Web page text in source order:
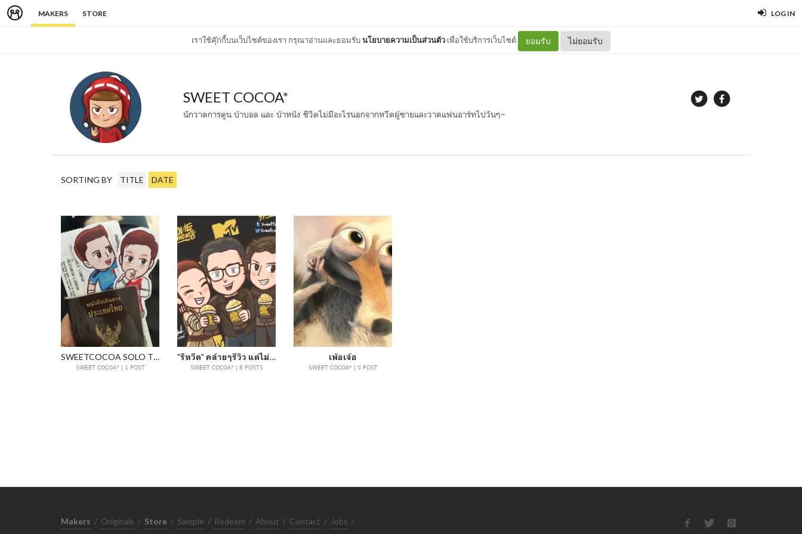
MAKERS STORE LOG IN
เราใช้คุ๊กกี้บนเว็บไซต์ของเรา กรุณาอ่านและยอมรับนโยบายความเป็นส่วนตัว เพื่อใช้บริการเว็บไซต์ ยอมรับ ไม่ยอมรับ
SWEET COCOA*
นักวาดการตูน บ้าบอล และ บ้าหนัง ชีวิตไม่มีอะไรนอกจากหวีดผู้ชายและวาดแฟนอาร์ทไปวันๆ~
SORTING BY TITLE DATE
SWEETCOCOA SOLO TRIP
SWEET COCOA* | 1 POST
"รีหวีด" คล้ายๆรีวิว แต่ไม่ค่อยมีสาระ เน้นหวีดอย่างเดียว
SWEET COCOA* | 6 POSTS
เพ้อเจ้อ
SWEET COCOA* | 0 POST
Makers / Originals / Store / Sample / Redeem / About / Contact / Jobs /